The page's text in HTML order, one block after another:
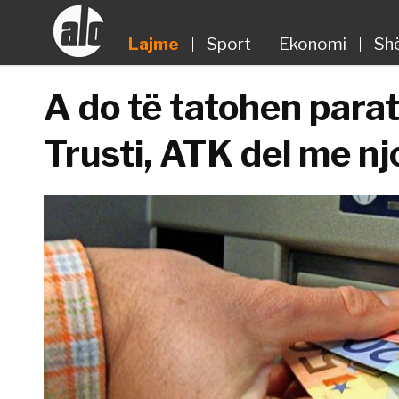
Lajme Sport Ekonomi
A do të tatohen
Trusti, ATK del me